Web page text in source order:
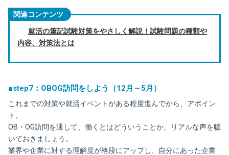
関連コンテンツ
就活の筆記試験対策をやさしく解説！試験問題の種類や
内容、対策法とは
■step7：OBOG訪問をしよう（12月～5月）
これまでの対策や就活イベントがある程度進んでから、アポイン
ト。
OB・OG訪問を通して、働くとはどういうことか、リアルな声を聴
いておきましょう。
業界や企業に対する理解度が格段にアップし、自分にあった企業